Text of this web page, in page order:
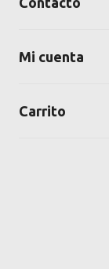
Mi cuenta
Carrito